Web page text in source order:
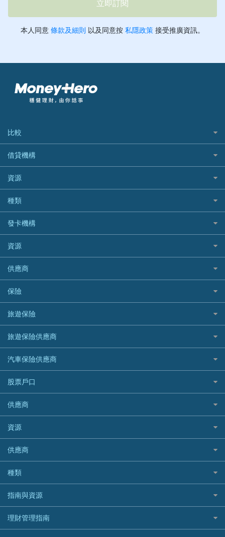
比較
私人貸款比較
稅季/稅務貸款
網上貸款
結餘轉戶(清卡數貸款)
銀行貸款
財務公司貸款
免入息貸款
免TU貸款
急借錢
緊急貸款比較
最佳小額貸款比較
易批必批貸款
24小時貸款
最佳循環貸款
借貸機構
BEA 東亞銀行
BOC 中國銀行
Cashing Pro 優尚信貸
CCB(Asia) 中國建設銀行 (亞洲)
Citibank 花旗銀行
CNCBI 信銀國際
CreFIT 維信
DBS 星展銀行
DSB 大新銀行
HSBC 滙豐銀行貸款
K Cash 貸款
Mox 銀行
National Resources 中潤物業按揭
OCBC 華僑銀行
PrimeCredit 安信信貸
Promise 邦民日本財務
Rabbit Credit月兔信貸
Standard Chartered 渣打銀行
UA 亞洲聯合財務
WeLab Bank
WeLend 貸款
資源
如何申請個人貸款
如何管理個人貸款
個人貸款有用資訊
清卡數貸款教學
循環貸款教學
個人化貸款產品推介 🔥全新
債務重組一覽
供樓利息扣稅
最佳貸款app
種類
網購優惠
精選外幣網購信用卡
尊尚信用卡
公司信用卡
電子錢包信用卡
日本遊信用卡攻略
韓國遊信用卡攻略
台灣遊信用卡攻略
機場貴賓室信用卡
銀聯信用卡
高獎賞信用卡推薦
酒店信用卡
發卡機構
Citibank花旗銀行
AE美國運通
DBS星展銀行
HSBC滙豐銀行
Mox
信銀國際
大新銀行
恒生銀行
Standard Chartered渣打銀行
東亞銀行
SIM
Airwallex信用卡
資源
Black Friday優惠
淘寶付款方式
一田購物優惠日
SOGO感謝祭
HKTVmall優惠碼
交稅優惠
酒店優惠碼
機票優惠碼
供應商
八達通自動增值信用卡
保險
旅遊保險
汽車保險
家居保險
家傭保險
寵物保險
定期人壽保險
危疾保險
年金資訊
樓宇火險
旅遊保險
日本旅遊保險及資訊
泰國旅遊保險及資訊
台灣旅遊保險及資訊
韓國旅遊保險及資訊
歐洲旅遊保險及資訊
越南旅遊保險及資訊
澳洲旅遊保險及資訊
長者嘆世界
家庭親子遊
自駕遊比較
相機有得保
專為孕婦設計的最佳旅遊保險
旅遊保險供應商
AXA 安盛
AIG 美亞
Allianz 安聯
Allied World 世聯
Avo
中國銀行
Bolttech 保特
Blue Cross 藍十字
中國平安
HSBC滙豐銀行
MSIG 三井住友
汽車保險供應商
大新汽車保險
中銀汽車保險
Allianz安聯汽車保險
bolttech保障汽車保險
Zurich蘇黎世汽車保險
QBE昆士蘭汽車保險
平安汽車保險
股票戶口
富途證券
IB盈透證券
老虎證券
uSMART 盈立證券
華盛証券
長橋證券
WeBull微牛證券
漲樂全球通｜華泰國際
OSL
供應商
富途牛牛好唔好？
Webull微牛證券好唔好？
Longbridge長橋證券好唔好？
老虎證券好唔好？
華盛証券好唔好？
漲樂全球通好唔好？
IB盈透證券好唔好？
盈立證券 uSMART 好唔好？
資源
股票戶口開戶
證券行邊間好？
港股5隻高息ETF精選
什麼是ETF？
香港30大高息股排行
黃金ETF懶人包
供應商
銀行戶口比較
尊尚銀行戶口
Citi Plus
中信銀行inMotion
Airwallex銀行
種類
定期存款
港元定存
人民幣定存
指南與資源
理財資訊
識慳識賺
理財管理指南